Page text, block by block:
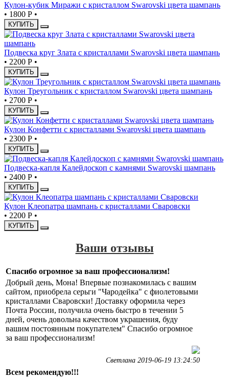
Кулон-кубик Миражи с кристаллом Swarovski цвета шампань
• 1800 Р •
КУПИТЬ
Подвеска круг Злата с кристаллами Swarovski цвета шампань
• 2200 Р •
КУПИТЬ
Кулон Треугольник с кристаллом Swarovski цвета шампань
• 2700 Р •
КУПИТЬ
Кулон Конфетти с кристаллами Swarovski цвета шампань
• 2300 Р •
КУПИТЬ
Подвеска-капля Калейдоскоп с камнями Swarovski шампань
• 2400 Р •
КУПИТЬ
Кулон Клеопатра шампань с кристаллами Сваровски
• 2200 Р •
КУПИТЬ
Ваши отзывы
Спасибо огромное за ваш профессионализм!
Добрый день, Мона! Впервые познакомилась с вашим
сайтом, приобрела серьги "Чародейка" с фиолетовыми
кристаллами Сваровски! Доставку оформила через
Почта России, получила очень быстро в течении 5
дней, очень довольна качеством украшения, буду
вашим постоянным покупателем" Спасибо огромное
за ваш профессионализм!
Светлана 2019-06-19 13:24:50
Всем рекомендую!!!